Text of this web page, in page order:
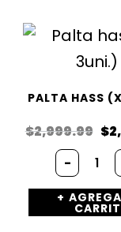
PALTA HASS
$2,999.99 EL
ERA:
$
- Palta
hass
(x
3uni.)